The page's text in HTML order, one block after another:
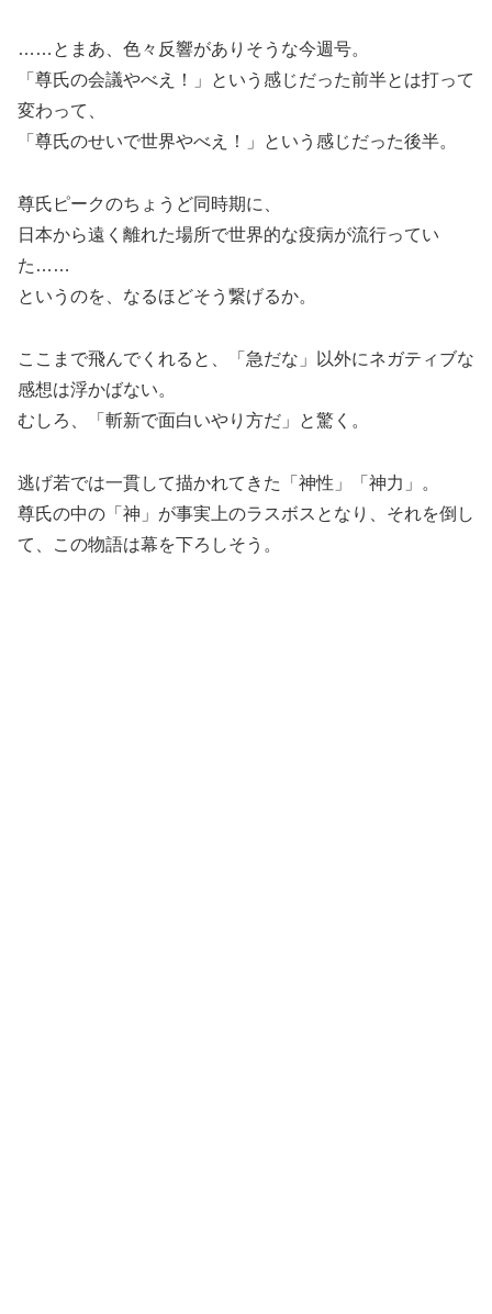
……とまあ、色々反響がありそうな今週号。
「尊氏の会議やべえ！」という感じだった前半とは打って
変わって、
「尊氏のせいで世界やべえ！」という感じだった後半。
尊氏ピークのちょうど同時期に、
日本から遠く離れた場所で世界的な疫病が流行ってい
た……
というのを、なるほどそう繋げるか。
ここまで飛んでくれると、「急だな」以外にネガティブな
感想は浮かばない。
むしろ、「斬新で面白いやり方だ」と驚く。
逃げ若では一貫して描かれてきた「神性」「神力」。
尊氏の中の「神」が事実上のラスボスとなり、それを倒し
て、この物語は幕を下ろしそう。